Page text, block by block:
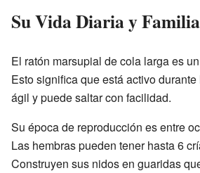
Su Vida Diaria y Familia
El ratón marsupial de cola larga es
Esto significa que está activo
ágil y puede saltar con facilidad.
Su época de reproducción es entre
Las hembras pueden tener hasta 6
Construyen sus nidos en guaridas